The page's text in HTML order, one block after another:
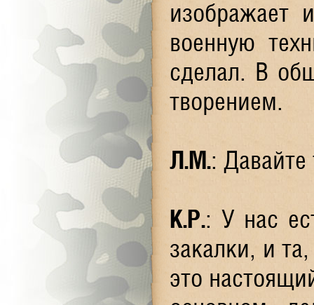
изображает
военную
сделал. В
творением.
Л.М.:
К.Р.: У нас
закалки, и
это